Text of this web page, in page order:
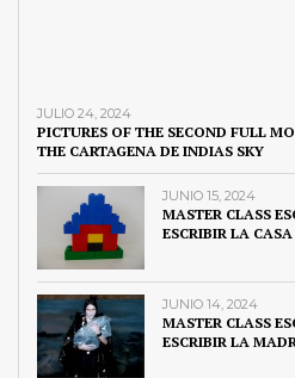
JULIO 24, 2024
PICTURES OF THE SECOND FULL
THE CARTAGENA DE INDIAS SKY
JUNIO 15, 2024
MASTER CLASS
ESCRIBIR LA
JUNIO 14, 2024
MASTER CLASS
ESCRIBIR LA